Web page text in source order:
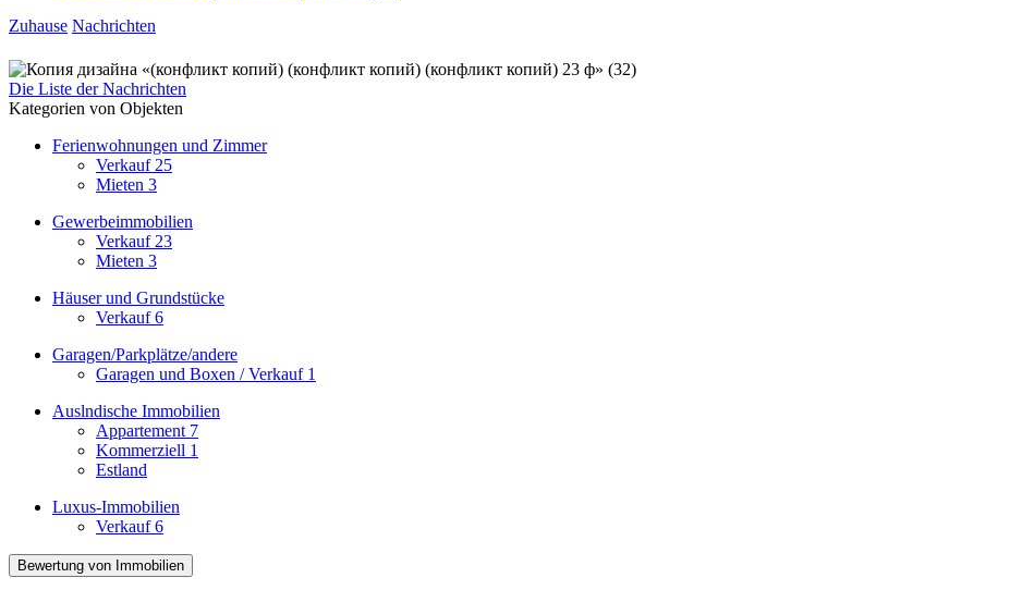
Zuhause Nachrichten
Die Liste der Nachrichten
Kategorien von Objekten
Ferienwohnungen und Zimmer
Verkauf 25
Mieten 3
Gewerbeimmobilien
Verkauf 23
Mieten 3
Häuser und Grundstücke
Verkauf 6
Garagen/Parkplätze/andere
Garagen und Boxen / Verkauf 1
Auslndische Immobilien
Appartement 7
Kommerziell 1
Estland
Luxus-Immobilien
Verkauf 6
Bewertung von Immobilien